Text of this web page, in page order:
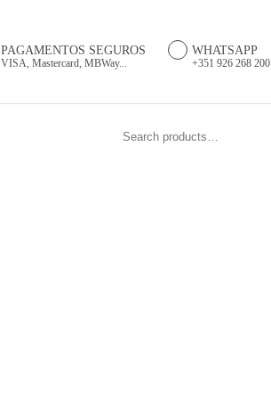
PAGAMENTOS SEGUROS
VISA, Mastercard, MBWay...
WHATSAPP
+351 926 268 200